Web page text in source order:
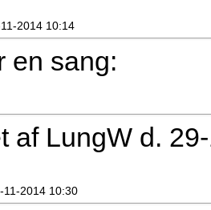
2014 10:14
en sang:
af LungW d.
11-2014 10:30